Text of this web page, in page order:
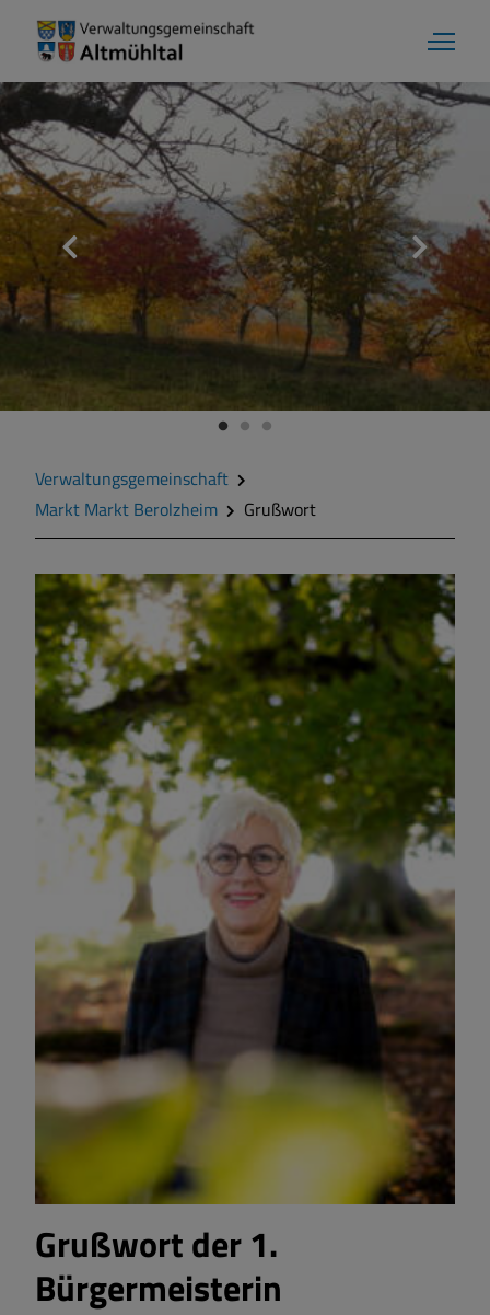
Aktuelles
Verwaltungsgemeinschaft
Gemeinde Alesheim
Markt Markt Berolzheim
Gemeinde Meinheim
Verwaltungsgemeinschaft
Markt Markt Berolzheim
Grußwort
Grußwort der 1.
Bürgermeisterin